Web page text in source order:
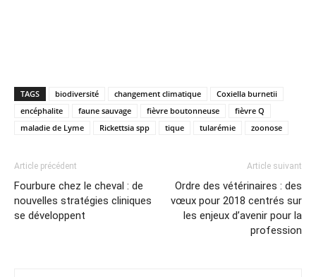
TAGS biodiversité changement climatique
Coxiella burnetii
encéphalite
faune sauvage fièvre boutonneuse
fièvre Q
maladie de Lyme
Rickettsia spp tique tularémie zoonose
Article précédent
Fourbure chez le cheval : de
nouvelles stratégies cliniques
se développent
Article suivant
Ordre des vétérinaires : des
vœux pour 2018 centrés sur
les enjeux d’avenir pour la
profession